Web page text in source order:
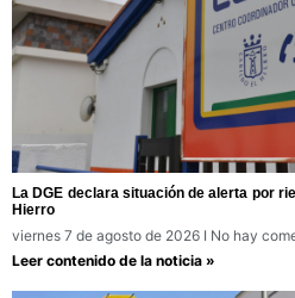
La DGE declara situación de alerta por
Hierro
viernes 7 de agosto de 2026
No hay
Leer contenido de la noticia »